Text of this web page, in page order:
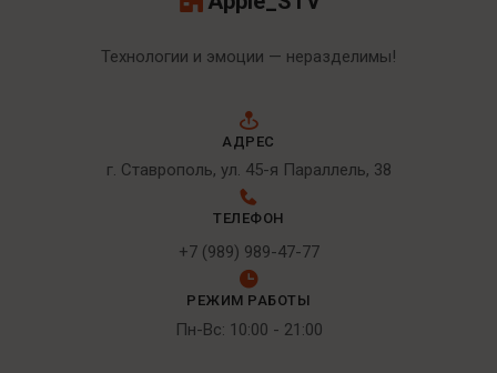
Технологии и эмоции — неразделимы!
АДРЕС
г. Ставрополь, ул. 45-я Параллель, 38
ТЕЛЕФОН
+7 (989) 989-47-77
РЕЖИМ РАБОТЫ
Пн-Вс: 10:00 - 21:00